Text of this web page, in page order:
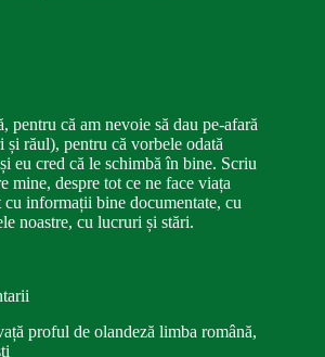
pentru că am nevoie să dau pe-afară
și răul), pentru că vorbele odată
eu cred că le schimbă în bine. Scriu
mine, despre tot ce ne face viața
cu informații bine documentate, cu
noastre, cu lucruri și stări.
proful de olandeză limba română,